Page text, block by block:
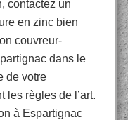
contactez un
en zinc bien
couvreur-
dans le
de votre
les règles de l’art.
à Espartignac